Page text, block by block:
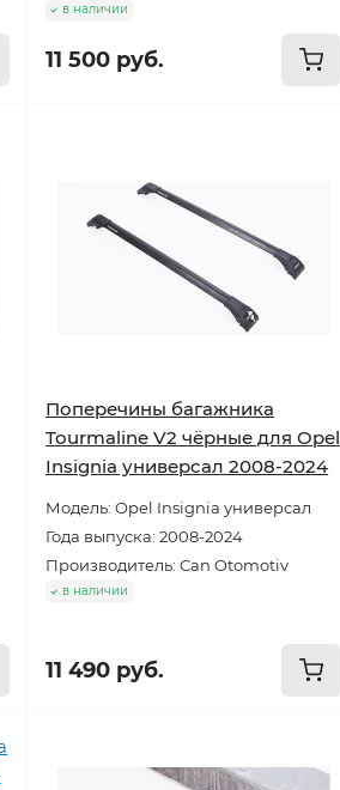
в наличии
11 500 руб.
Поперечины багажника
Tourmaline V2 чёрные для Opel
Insignia универсал 2008-2024
Модель: Opel Insignia универсал
Года выпуска: 2008-2024
Производитель: Can Otomotiv
в наличии
11 490 руб.